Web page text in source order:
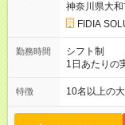
神奈川県大
FIDIA
勤務時間
シフト制
1日あたりの
16:00
(5)22:00～
特徴 10名以上の